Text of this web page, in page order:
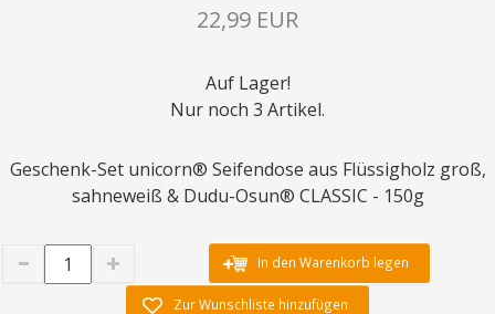
22,99 EUR
Auf Lager!
Nur noch 3 Artikel.
Geschenk-Set unicorn® Seifendose aus Flüssigholz groß,
sahneweiß & Dudu-Osun® CLASSIC - 150g
In den Warenkorb legen
Zur Wunschliste hinzufügen